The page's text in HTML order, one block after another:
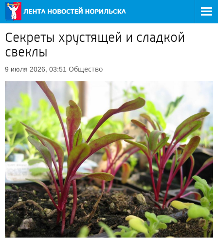
Секреты хрустящей и сладкой
свеклы
9 июля 2026, 03:51 Общество